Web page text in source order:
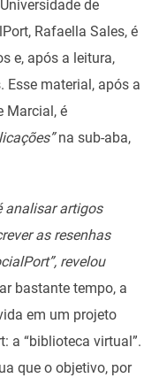
de
Rafaella Sales, é
e, após a leitura,
Esse material, após a
Marcial, é
na sub-aba,
analisar artigos
as resenhas
revelou
bastante tempo, a
em um projeto
a “biblioteca virtual”.
que o objetivo, por